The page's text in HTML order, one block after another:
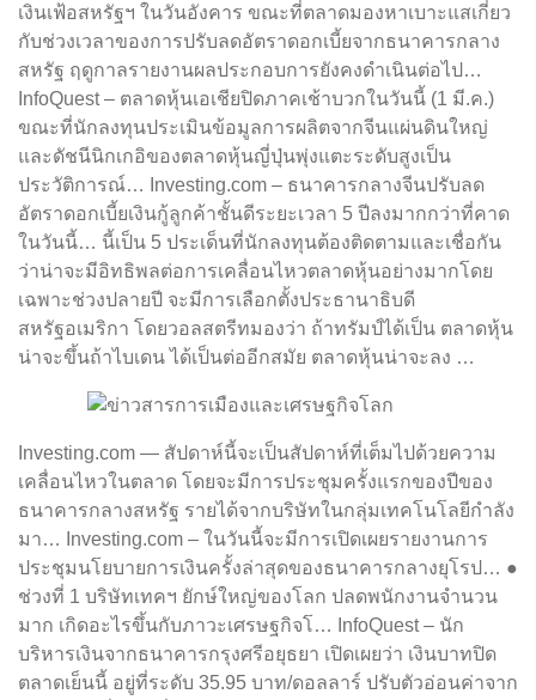
เงินเฟ้อสหรัฐฯ ในวันอังคาร ขณะที่ตลาดมองหาเบาะแสเกี่ยว
กับช่วงเวลาของการปรับลดอัตราดอกเบี้ยจากธนาคารกลาง
สหรัฐ ฤดูกาลรายงานผลประกอบการยังคงดำเนินต่อไป…
InfoQuest – ตลาดหุ้นเอเชียปิดภาคเช้าบวกในวันนี้ (1 มี.ค.)
ขณะที่นักลงทุนประเมินข้อมูลการผลิตจากจีนแผ่นดินใหญ่
และดัชนีนิกเกอิของตลาดหุ้นญี่ปุ่นพุ่งแตะระดับสูงเป็น
ประวัติการณ์… Investing.com – ธนาคารกลางจีนปรับลด
อัตราดอกเบี้ยเงินกู้ลูกค้าชั้นดีระยะเวลา 5 ปีลงมากกว่าที่คาด
ในวันนี้… นี้เป็น 5 ประเด็นที่นักลงทุนต้องติดตามและเชื่อกัน
ว่าน่าจะมีอิทธิพลต่อการเคลื่อนไหวตลาดหุ้นอย่างมากโดย
เฉพาะช่วงปลายปี จะมีการเลือกตั้งประธานาธิบดี
สหรัฐอเมริกา โดยวอลสตรีทมองว่า ถ้าทรัมป์ได้เป็น ตลาดหุ้น
น่าจะขึ้นถ้าไบเดน ได้เป็นต่ออีกสมัย ตลาดหุ้นน่าจะลง …
Investing.com — สัปดาห์นี้จะเป็นสัปดาห์ที่เต็มไปด้วยความ
เคลื่อนไหวในตลาด โดยจะมีการประชุมครั้งแรกของปีของ
ธนาคารกลางสหรัฐ รายได้จากบริษัทในกลุ่มเทคโนโลยีกำลัง
มา… Investing.com – ในวันนี้จะมีการเปิดเผยรายงานการ
ประชุมนโยบายการเงินครั้งล่าสุดของธนาคารกลางยุโรป… ●
ช่วงที่ 1 บริษัทเทคฯ ยักษ์ใหญ่ของโลก ปลดพนักงานจำนวน
มาก เกิดอะไรขึ้นกับภาวะเศรษฐกิจโ… InfoQuest – นัก
บริหารเงินจากธนาคารกรุงศรีอยุธยา เปิดเผยว่า เงินบาทปิด
ตลาดเย็นนี้ อยู่ที่ระดับ 35.95 บาท/ดอลลาร์ ปรับตัวอ่อนค่าจาก